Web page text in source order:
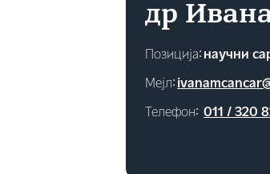
др
Позиција∶ научни
Мејл∶
Телефон∶ 011 / 320